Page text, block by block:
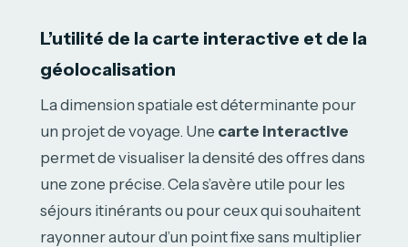
L’utilité de la carte interactive et de la
géolocalisation
La dimension spatiale est déterminante pour
un projet de voyage. Une carte interactive
permet de visualiser la densité des offres dans
une zone précise. Cela s’avère utile pour les
séjours itinérants ou pour ceux qui souhaitent
rayonner autour d’un point fixe sans multiplier